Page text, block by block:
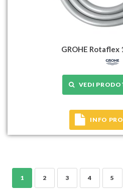
GROHE Rotaflex
VEDI
INFO
1 2 3 4 5